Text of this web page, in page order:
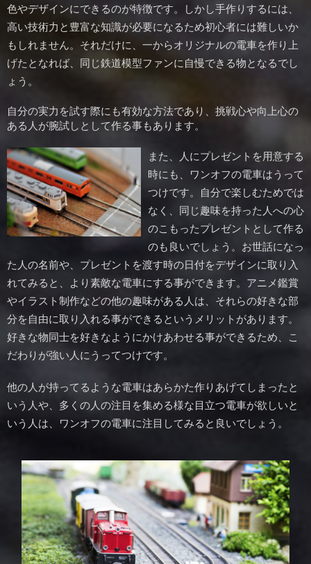
色やデザインにできるのが特徴です。しかし手作りするには、
高い技術力と豊富な知識が必要になるため初心者には難しいか
もしれません。それだけに、一からオリジナルの電車を作り上
げたとなれば、同じ鉄道模型ファンに自慢できる物となるでし
ょう。
自分の実力を試す際にも有効な方法であり、挑戦心や向上心の
ある人が腕試しとして作る事もあります。
また、人にプレゼントを用意する
時にも、ワンオフの電車はうって
つけです。自分で楽しむためでは
なく、同じ趣味を持った人への心
のこもったプレゼントとして作る
のも良いでしょう。お世話になっ
た人の名前や、プレゼントを渡す時の日付をデザインに取り入
れてみると、より素敵な電車にする事ができます。アニメ鑑賞
やイラスト制作などの他の趣味がある人は、それらの好きな部
分を自由に取り入れる事ができるというメリットがあります。
好きな物同士を好きなようにかけあわせる事ができるため、こ
だわりが強い人にうってつけです。
他の人が持ってるような電車はあらかた作りあげてしまったと
いう人や、多くの人の注目を集める様な目立つ電車が欲しいと
いう人は、ワンオフの電車に注目してみると良いでしょう。